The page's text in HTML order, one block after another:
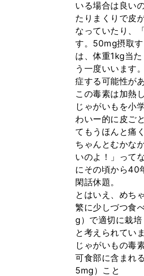
いる場合は良い
たりまくりで皮
なっていたり、
す。50mg摂取
は、体重1kg当
う一度いいます
症する可能性が
この毒素は加熱
じゃがいもを小
わいー的に皮ご
てもうほんと痛
ちゃんとむかな
いのよ！」って
にその頃から40
閑話休題。
とはいえ、めち
繁に少しづつ食
g）で適切に栽
と考えられていま
じゃがいもの毒素
可食部に含まれ
5mg）こと